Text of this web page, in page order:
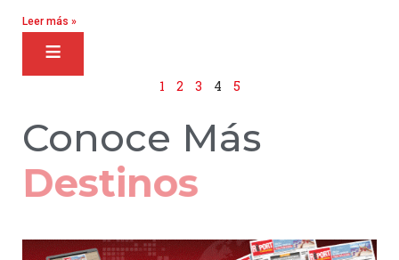
Leer más »
1 2 3 4 5
Conoce Más
Hoteles